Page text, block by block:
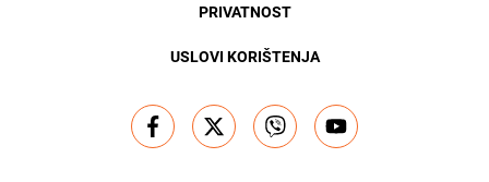
PRIVATNOST
USLOVI KORIŠTENJA